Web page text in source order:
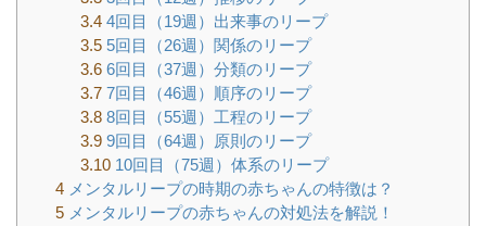
3.44回目（19週）出来事のリープ
3.55回目（26週）関係のリープ
3.66回目（37週）分類のリープ
3.77回目（46週）順序のリープ
3.88回目（55週）工程のリープ
3.99回目（64週）原則のリープ
3.1010回目（75週）体系のリープ
4 メンタルリープの時期の赤ちゃんの特徴は？
5 メンタルリープの赤ちゃんの対処法を解説！